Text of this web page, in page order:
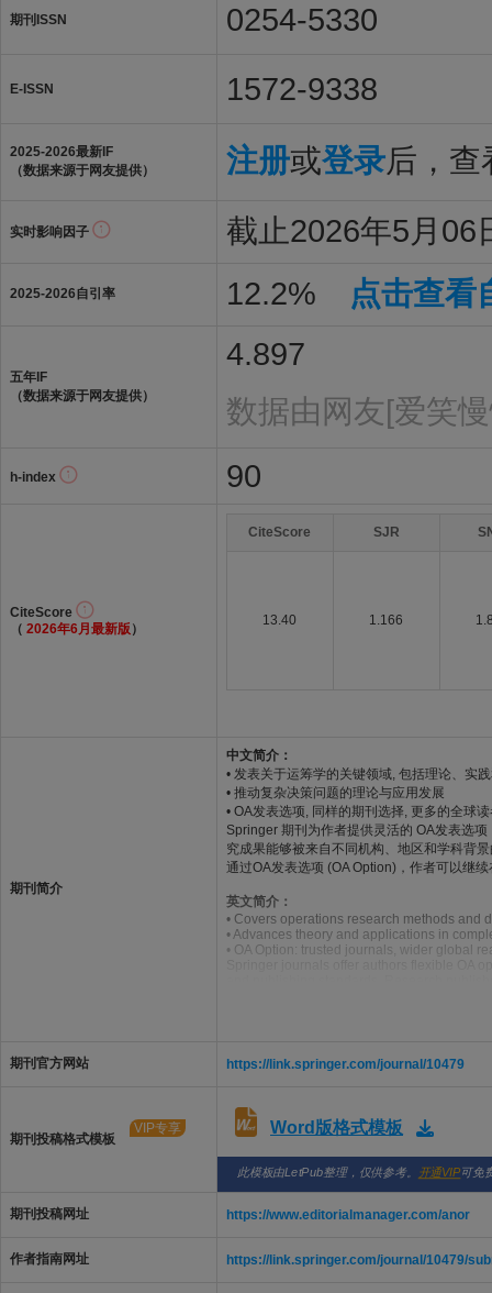
期刊ISSN 0254-5330
E-ISSN 1572-9338
2025-2026最新IF
（数据来源于网友提供）
注册或登录后，查
实时影响因子 截止2026年5月06
2025-2026自引率 12.2% 点击查看
五年IF
（数据来源于网友提供）
4.897
数据由网友[爱笑
h-index 90
CiteScore
（ 2026年6月最新版 ）
CiteScore SJR
13.40 1.166
期刊简介
中文简介：
• 发表关于运筹学的关键领域, 包括理论、实
• 推动复杂决策问题的理论与应用发展
• OA发表选项, 同样的期刊选择, 更多的全球
Springer 期刊为作者提供灵活的 OA发表选
究成果能够被来自不同机构、地区和学科背
通过OA发表选项 (OA Option)，作者可以继
英文简介：
• Covers operations research methods and
• Advances theory and applications in
• OA Option: trusted journals, wider global
期刊官方网站 https://link.springer.com/journal/10479
期刊投稿格式模板
VIP专享 Word版格式模板
此模板由LetPub整理，仅供参考。 开通VIP可免
期刊投稿网址 https://www.editorialmanager.com/anor
作者指南网址 https://link.springer.com/journal/10479/